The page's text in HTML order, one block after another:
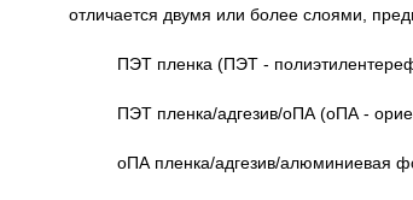
отличается двумя или более слоями,
ПЭТ пленка (ПЭТ -
ПЭТ пленка/адгезив/оПА (оПА -
оПА пленка/адгезив/алюминиевая